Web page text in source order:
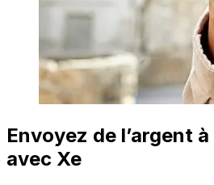
Envoyez de l’argent
avec Xe